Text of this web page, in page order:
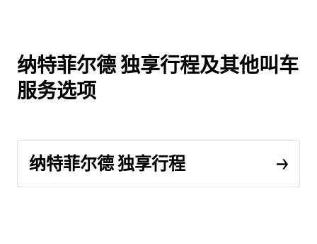
纳特菲尔德 独享行程及其他叫车
服务选项
纳特菲尔德 独享行程